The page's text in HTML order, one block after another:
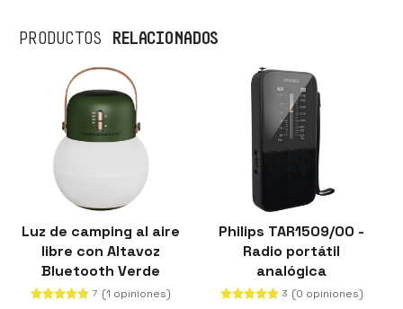
PRODUCTOS RELACIONADOS
Luz de camping al aire
libre con Altavoz
Bluetooth Verde
7 (1 opiniones)
Philips TAR1509/00 -
Radio portátil
analógica
3 (0 opiniones)